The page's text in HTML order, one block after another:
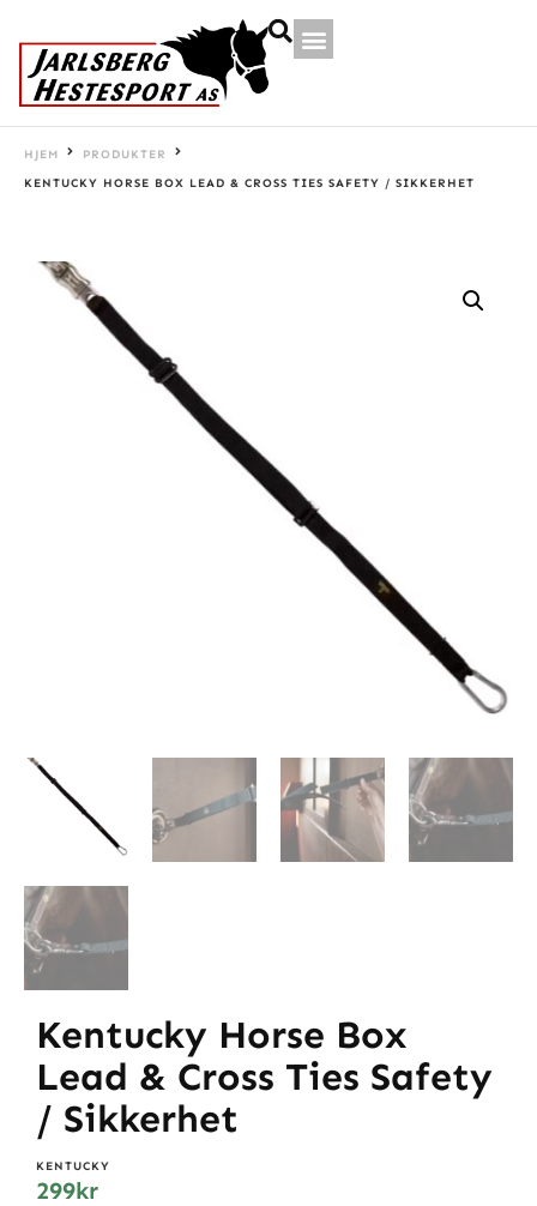
HJEM
PRODUKTER
KENTUCKY HORSE BOX LEAD & CROSS TIES SAFETY / SIKKERHET
Kentucky Horse Box
Lead & Cross Ties Safety
/ Sikkerhet
KENTUCKY
299kr